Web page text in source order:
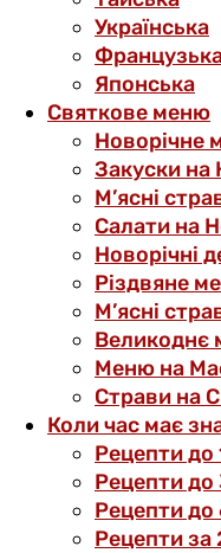
Українська
Японська
Святкове меню
Новорічне
Закуски на
М’ясні
Салати на
Новорічні
Різдвяне
М’ясні
Великоднє
Меню на
Страви на
Коли час має
Рецепти до
Рецепти до
Рецепти до
Рецепти за